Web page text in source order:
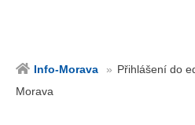
Info-Morava
Přihlášení do
Morava